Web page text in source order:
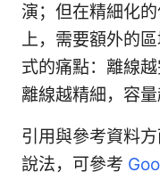
演；但在精細化
上，需要額外的
式的痛點：離線
離線越精細，容量
引用與參考資料
說法，可參考